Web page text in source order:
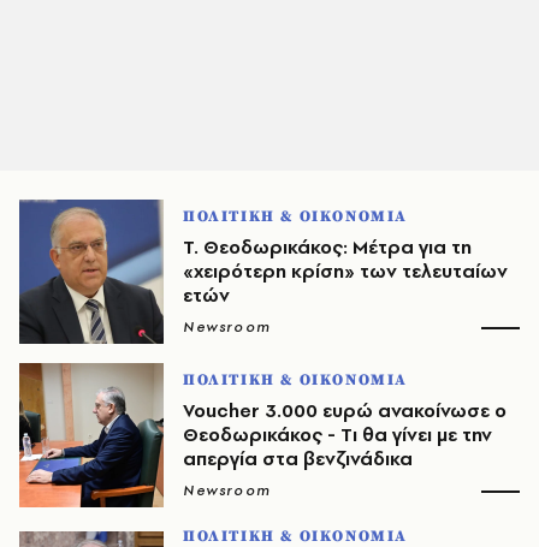
ΠΟΛΙΤΙΚΗ & ΟΙΚΟΝΟΜΙΑ
Τ. Θεοδωρικάκος: Μέτρα για τη
«χειρότερη κρίση» των τελευταίων
ετών
Newsroom
ΠΟΛΙΤΙΚΗ & ΟΙΚΟΝΟΜΙΑ
Voucher 3.000 ευρώ ανακοίνωσε ο
Θεοδωρικάκος - Tι θα γίνει με την
απεργία στα βενζινάδικα
Newsroom
ΠΟΛΙΤΙΚΗ & ΟΙΚΟΝΟΜΙΑ